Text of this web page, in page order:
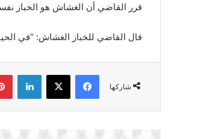
قرر القاضي أن الغشاش هو الخباز
قال القاضي للخباز الغشاش: “في
شاركها
فيسبوك ‫X